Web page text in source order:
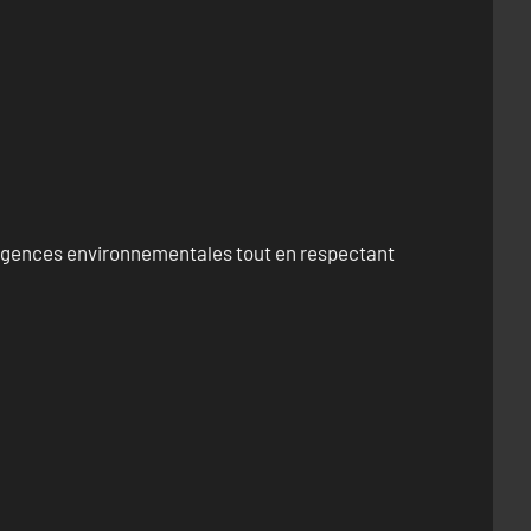
environnementales tout en respectant